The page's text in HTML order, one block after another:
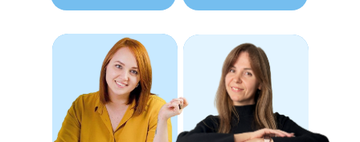
Все выкройки адаптированы под
Вы получите доступ к онлайн-
материалам с пожизненным
доступом.
Курс позволяет начинать обучение
без подготовки.
Есть поддержка и ответы на вопросы
по ходу занятий.